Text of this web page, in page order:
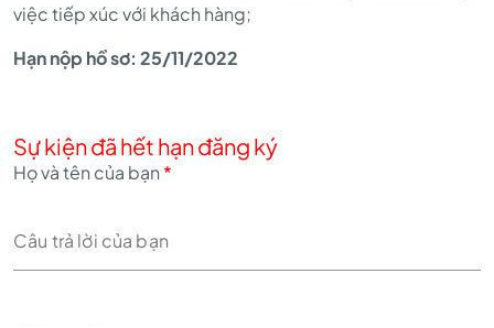
việc tiếp xúc với khách hàng;
Hạn nộp hồ sơ: 25/11/2022
Sự kiện đã hết hạn đăng ký
Họ và tên của bạn *